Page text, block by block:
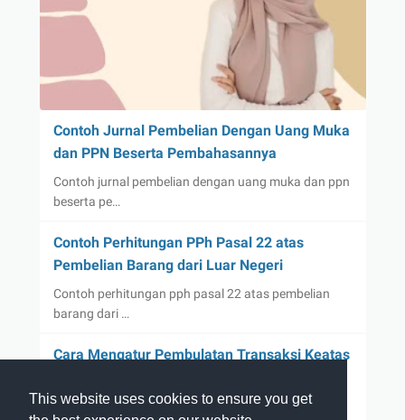
This website uses cookies to ensure you get
Contoh Jurnal Pembelian Dengan Uang Muka
dan PPN Beserta Pembahasannya
Contoh jurnal pembelian dengan uang muka dan ppn
beserta pe…
Contoh Perhitungan PPh Pasal 22 atas
Pembelian Barang dari Luar Negeri
Contoh perhitungan pph pasal 22 atas pembelian
barang dari …
Cara Mengatur Pembulatan Transaksi Keatas
Cara mengatur pembulatan transaksi keatas dan